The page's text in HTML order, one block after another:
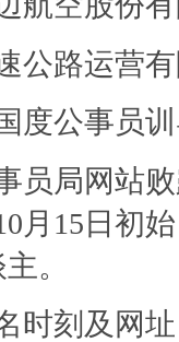
公路运营有
度公事员
员局网站
月15日初
。
时刻及网址